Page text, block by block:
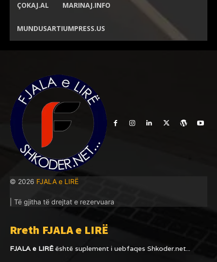
ÇOKAJ.AL MARINAJ.INFO
MUNDUSARTIUMPRESS.US
© 2026 FJALA e LIRË
| Të gjitha të drejtat e rezervuara
Rreth FJALA e LIRË
FJALA e LIRËështë suplement i uebfaqes Shkoder.net...